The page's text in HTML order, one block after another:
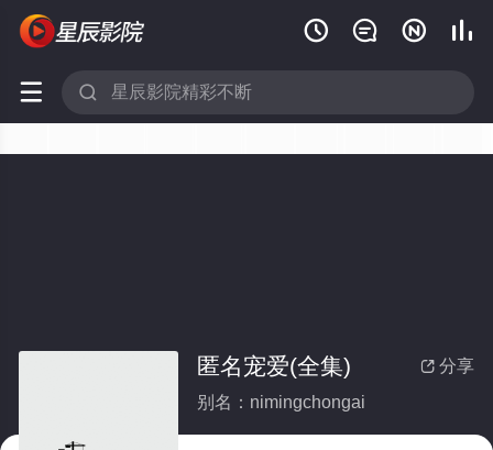
   
 
 分享
匿名宠爱(全集)
别名：nimingchongai